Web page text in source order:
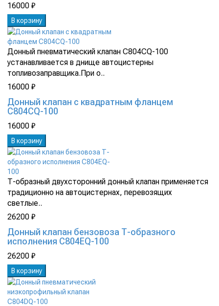
16000 ₽
В корзину
Донный пневматический клапан C804CQ-100
устанавливается в днище автоцистерны
топливозаправщика.При о..
16000 ₽
Донный клапан с квадратным фланцем
C804CQ-100
16000 ₽
В корзину
Т-образный двухсторонний донный клапан применяется
традиционно на автоцистернах, перевозящих
светлые..
26200 ₽
Донный клапан бензовоза Т-образного
исполнения C804EQ-100
26200 ₽
В корзину